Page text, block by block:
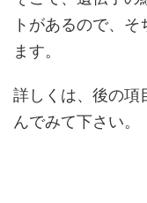
トがあるので、
ます。
詳しくは、後の項
んでみて下さい。